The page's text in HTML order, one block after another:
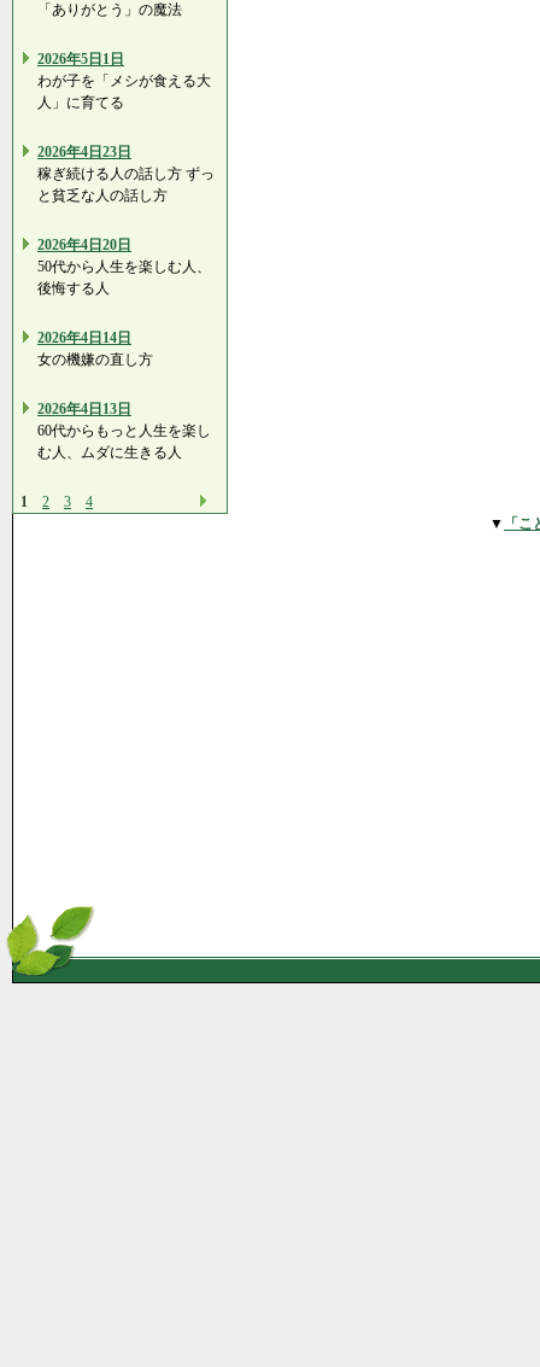
「ありがとう」の魔法
2026年5日1日
わが子を「メシが食える大
人」に育てる
2026年4日23日
稼ぎ続ける人の話し方 ずっ
と貧乏な人の話し方
2026年4日20日
50代から人生を楽しむ人、
後悔する人
2026年4日14日
女の機嫌の直し方
2026年4日13日
60代からもっと人生を楽し
む人、ムダに生きる人
1 2 3 4
▼ 「